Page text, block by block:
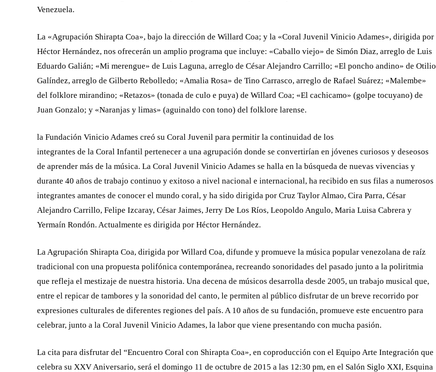
Venezuela.
La «Agrupación Shirapta Coa», bajo la dirección de Willard Coa; y la «Coral Juvenil Vinicio Adames», dirigida por
Héctor Hernández, nos ofrecerán un amplio programa que incluye: «Caballo viejo» de Simón Diaz, arreglo de Luis
Eduardo Galián; «Mi merengue» de Luis Laguna, arreglo de César Alejandro Carrillo; «El poncho andino» de Otilio
Galíndez, arreglo de Gilberto Rebolledo; «Amalia Rosa» de Tino Carrasco, arreglo de Rafael Suárez; «Malembe»
del folklore mirandino; «Retazos» (tonada de culo e puya) de Willard Coa; «El cachicamo» (golpe tocuyano) de
Juan Gonzalo; y «Naranjas y limas» (aguinaldo con tono) del folklore larense.
la Fundación Vinicio Adames creó su Coral Juvenil para permitir la continuidad de los
integrantes de la Coral Infantil pertenecer a una agrupación donde se convertirían en jóvenes curiosos y deseosos
de aprender más de la música. La Coral Juvenil Vinicio Adames se halla en la búsqueda de nuevas vivencias y
durante 40 años de trabajo continuo y exitoso a nivel nacional e internacional, ha recibido en sus filas a numerosos
integrantes amantes de conocer el mundo coral, y ha sido dirigida por Cruz Taylor Almao, Cira Parra, César
Alejandro Carrillo, Felipe Izcaray, César Jaimes, Jerry De Los Ríos, Leopoldo Angulo, Maria Luisa Cabrera y
Yermaín Rondón. Actualmente es dirigida por Héctor Hernández.
La Agrupación Shirapta Coa, dirigida por Willard Coa, difunde y promueve la música popular venezolana de raíz
tradicional con una propuesta polifónica contemporánea, recreando sonoridades del pasado junto a la poliritmia
que refleja el mestizaje de nuestra historia. Una decena de músicos desarrolla desde 2005, un trabajo musical que,
entre el repicar de tambores y la sonoridad del canto, le permiten al público disfrutar de un breve recorrido por
expresiones culturales de diferentes regiones del país. A 10 años de su fundación, promueve este encuentro para
celebrar, junto a la Coral Juvenil Vinicio Adames, la labor que viene presentando con mucha pasión.
La cita para disfrutar del “Encuentro Coral con Shirapta Coa», en coproducción con el Equipo Arte Integración que
celebra su XXV Aniversario, será el domingo 11 de octubre de 2015 a las 12:30 pm, en el Salón Siglo XXI, Esquina